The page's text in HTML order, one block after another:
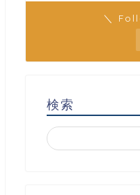
＼
検索